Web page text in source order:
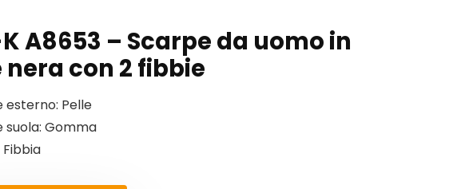
A8653 – Scarpe da uomo in
nera con 2 fibbie
esterno: Pelle
suola: Gomma
Fibbia